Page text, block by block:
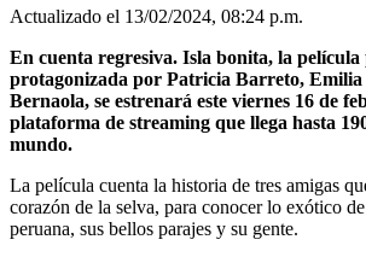
Actualizado el 13/02/2024, 08:24 p.m.
En cuenta regresiva. Isla bonita, la película
protagonizada por Patricia Barreto, Emilia
Bernaola, se estrenará este viernes 16 de
plataforma de streaming que llega hasta
mundo.
La película cuenta la historia de tres amigas
corazón de la selva, para conocer lo exótico
peruana, sus bellos parajes y su gente.